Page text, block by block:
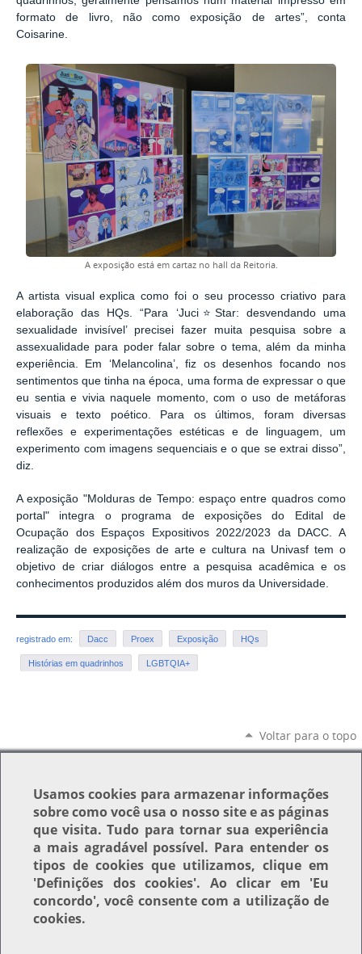
formato de livro, não como exposição de artes”, conta
Coisarine.
A exposição está em cartaz no hall da Reitoria.
A artista visual explica como foi o seu processo criativo para
elaboração das HQs. “Para ‘Juci⭐Star: desvendando uma
sexualidade invisível’ precisei fazer muita pesquisa sobre a
assexualidade para poder falar sobre o tema, além da minha
experiência. Em ‘Melancolina’, fiz os desenhos focando nos
sentimentos que tinha na época, uma forma de expressar o que
eu sentia e vivia naquele momento, com o uso de metáforas
visuais e texto poético. Para os últimos, foram diversas
reflexões e experimentações estéticas e de linguagem, um
experimento com imagens sequenciais e o que se extrai disso”,
diz.
A exposição "Molduras de Tempo: espaço entre quadros como
portal" integra o programa de exposições do Edital de
Ocupação dos Espaços Expositivos 2022/2023 da DACC. A
realização de exposições de arte e cultura na Univasf tem o
objetivo de criar diálogos entre a pesquisa acadêmica e os
conhecimentos produzidos além dos muros da Universidade.
registrado em: Dacc Proex Exposição HQs
Histórias em quadrinhos LGBTQIA+
Voltar para o topo
Usamoscookies para armazenar informações
sobre como você usa o nosso site e as páginas
que visita. Tudo para tornar sua experiência
a mais agradável possível. Para entender os
tipos de cookies que utilizamos, clique em
'Definições dos cookies'. Ao clicar em 'Eu
concordo', você consente com a utilização de
cookies.